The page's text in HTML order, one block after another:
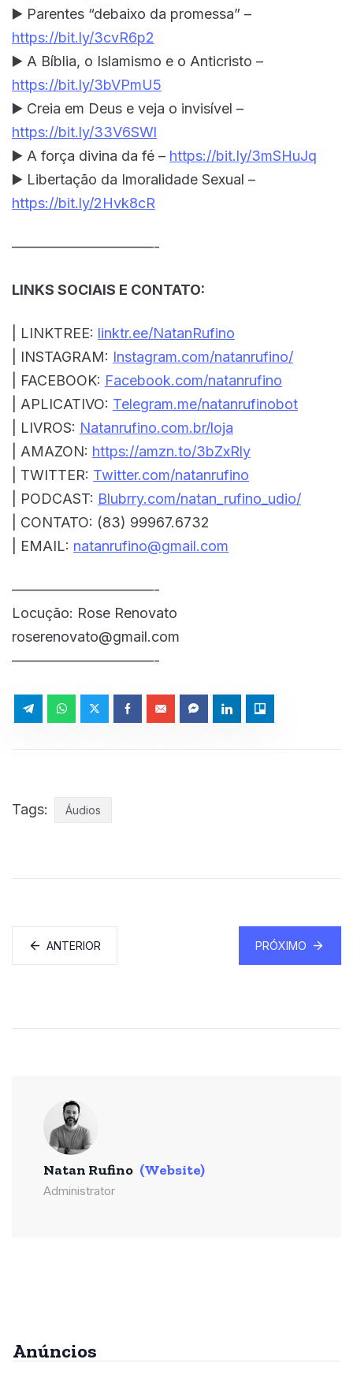
▶️ Parentes “debaixo da promessa” –
https://bit.ly/3cvR6p2
▶️ A Bíblia, o Islamismo e o Anticristo –
https://bit.ly/3bVPmU5
▶️ Creia em Deus e veja o invisível –
https://bit.ly/33V6SWl
▶️ A força divina da fé – https://bit.ly/3mSHuJq
▶️ Libertação da Imoralidade Sexual –
https://bit.ly/2Hvk8cR
——————————-
LINKS SOCIAIS E CONTATO:
| LINKTREE: linktr.ee/NatanRufino
| INSTAGRAM: Instagram.com/natanrufino/
| FACEBOOK: Facebook.com/natanrufino
| APLICATIVO: Telegram.me/natanrufinobot
| LIVROS: Natanrufino.com.br/loja
| AMAZON: https://amzn.to/3bZxRly
| TWITTER: Twitter.com/natanrufino
| PODCAST: Blubrry.com/natan_rufino_udio/
| CONTATO: (83) 99967.6732
| EMAIL: natanrufino@gmail.com
——————————-
Locução: Rose Renovato
roserenovato@gmail.com
——————————-
Tags: Áudios
ANTERIOR PRÓXIMO
Natan Rufino (Website)
Administrator
Anúncios